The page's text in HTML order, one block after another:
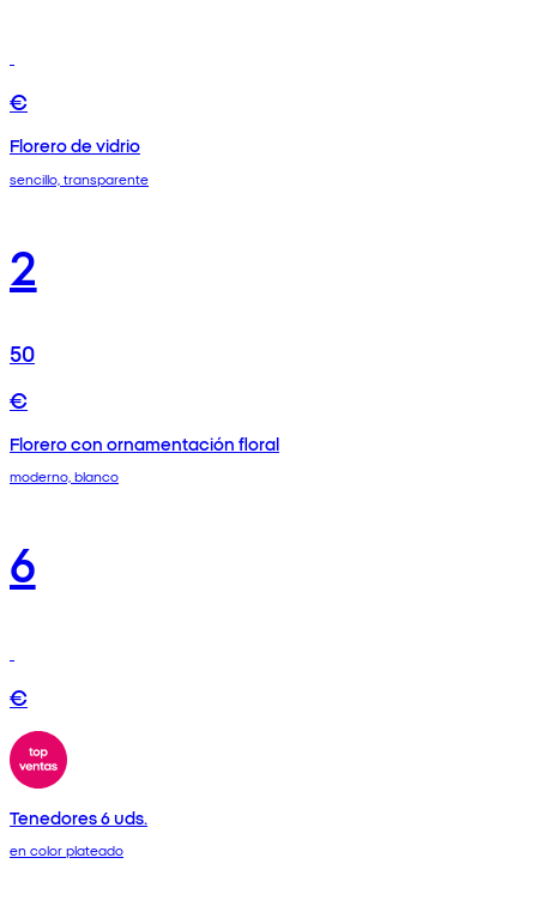
€
Florero de vidrio
sencillo, transparente
2
50
€
Florero con ornamentación floral
moderno, blanco
6
€
Tenedores 6 uds.
en color plateado